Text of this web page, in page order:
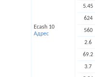
Ecash 10
Адрес
5.45
624
560
2.6
69.2
3.7